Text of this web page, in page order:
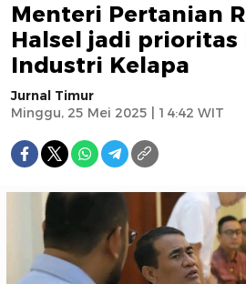
Menteri Pertanian
Halsel jadi prioritas
Industri Kelapa
Jurnal Timur
Minggu, 25 Mei 2025 | 14:42 WIT